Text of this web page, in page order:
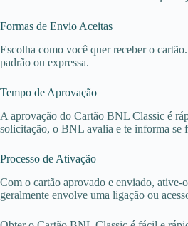
Formas de Envio Aceitas
Escolha como você quer receber o
padrão ou expressa.
Tempo de Aprovação
A aprovação do Cartão BNL Classic é
solicitação, o BNL avalia e te informa se
Processo de Ativação
Com o cartão aprovado e enviado, ative-
geralmente envolve uma ligação ou